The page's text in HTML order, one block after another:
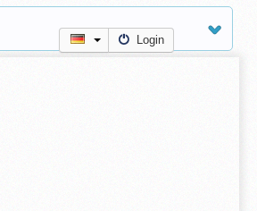
Login